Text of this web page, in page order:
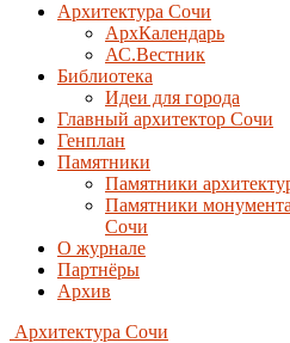
Архитектура Сочи
АрхКалендарь
АС.Вестник
Библиотека
Идеи для города
Главный архитектор Сочи
Генплан
Памятники
Памятники
Памятники
Сочи
О журнале
Партнёры
Архив
Архитектура Сочи